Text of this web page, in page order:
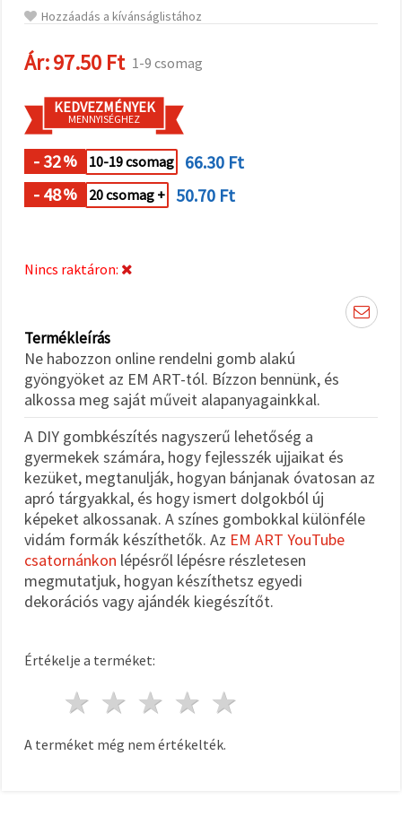
sütit, vagy
megadhatja
típusú sütik
kiválasztásával
és a
"Mentés"
gombra
kattintva.
mindet
Hozzáadás a kívánságlistához
Ár:97.50 Ft 1-9 csomag
KEDVEZMÉNYEK
MENNYISÉGHEZ
- 32% 10-19 csomag
66.30 Ft
- 48% 20 csomag + 50.70 Ft
Nincs raktáron:
Termékleírás
Ne habozzon online rendelni gomb alakú
gyöngyöket az EM ART-tól. Bízzon bennünk, és
alkossa meg saját műveit alapanyagainkkal.
A DIY gombkészítés nagyszerű lehetőség a
gyermekek számára, hogy fejlesszék ujjaikat és
kezüket, megtanulják, hogyan bánjanak óvatosan az
apró tárgyakkal, és hogy ismert dolgokból új
képeket alkossanak. A színes gombokkal különféle
vidám formák készíthetők. Az EM ART YouTube
csatornánkon lépésről lépésre részletesen
megmutatjuk, hogyan készíthetsz egyedi
dekorációs vagy ajándék kiegészítőt.
Értékelje a terméket:
4 csillagok
3 csillagok
2 csillagok
1 csillag
A terméket még nem értékelték.